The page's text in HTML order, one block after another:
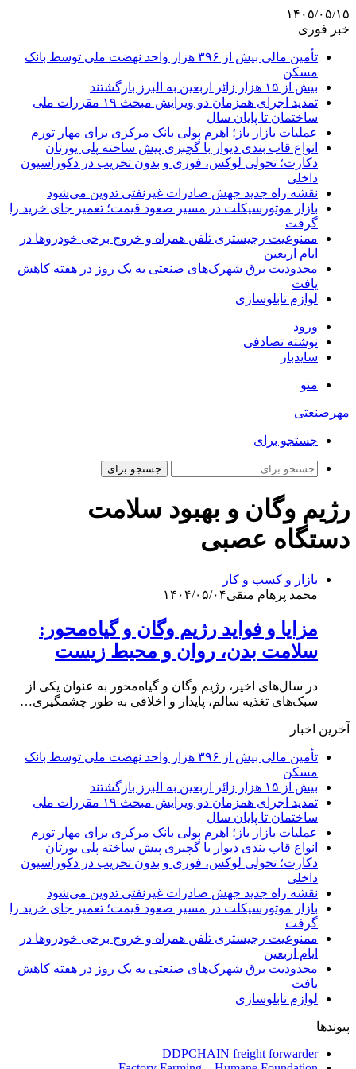
۱۴۰۵/۰۵/۱۵
خبر فوری
تأمین مالی بیش از ۳۹۶ هزار واحد نهضت ملی توسط بانک
مسکن
بیش از ۱۵ هزار زائر اربعین به البرز بازگشتند
تمدید اجرای همزمان دو ویرایش مبحث ۱۹ مقررات ملی
ساختمان تا پایان سال
عملیات بازار باز؛ اهرم پولی بانک مرکزی برای مهار تورم
انواع قاب بندی دیوار با گچبری پیش ساخته پلی یورتان
دکارت؛ تحولی لوکس، فوری و بدون تخریب در دکوراسیون
داخلی
نقشه راه جدید جهش صادرات غیرنفتی تدوین می‌شود
بازار موتورسیکلت در مسیر صعود قیمت؛ تعمیر جای خرید را
گرفت
ممنوعیت رجیستری تلفن همراه و خروج برخی خودروها در
ایام اربعین
محدودیت برق شهرک‌های صنعتی به یک روز در هفته کاهش
یافت
لوازم تابلوسازی
ورود
نوشته تصادفی
سایدبار
منو
مهرصنعتی
جستجو برای
جستجو برای
رژیم وگان و بهبود سلامت
دستگاه عصبی
بازار و کسب و کار
محمد پرهام متقی۱۴۰۴/۰۵/۰۴
مزایا و فواید رژیم وگان و گیاه‌محور:
سلامت بدن، روان و محیط زیست
در سال‌های اخیر، رژیم وگان و گیاه‌محور به عنوان یکی از
سبک‌های تغذیه سالم، پایدار و اخلاقی به طور چشمگیری…
آخرین اخبار
تأمین مالی بیش از ۳۹۶ هزار واحد نهضت ملی توسط بانک
مسکن
بیش از ۱۵ هزار زائر اربعین به البرز بازگشتند
تمدید اجرای همزمان دو ویرایش مبحث ۱۹ مقررات ملی
ساختمان تا پایان سال
عملیات بازار باز؛ اهرم پولی بانک مرکزی برای مهار تورم
انواع قاب بندی دیوار با گچبری پیش ساخته پلی یورتان
دکارت؛ تحولی لوکس، فوری و بدون تخریب در دکوراسیون
داخلی
نقشه راه جدید جهش صادرات غیرنفتی تدوین می‌شود
بازار موتورسیکلت در مسیر صعود قیمت؛ تعمیر جای خرید را
گرفت
ممنوعیت رجیستری تلفن همراه و خروج برخی خودروها در
ایام اربعین
محدودیت برق شهرک‌های صنعتی به یک روز در هفته کاهش
یافت
لوازم تابلوسازی
پیوندها
DDPCHAIN freight forwarder